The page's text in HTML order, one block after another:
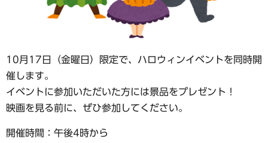
10月17日（金曜日）限定で、ハロウィンイベントを同時開
催します。
イベントに参加いただいた方には景品をプレゼント！
映画を見る前に、ぜひ参加してください。
開催時間：午後4時から